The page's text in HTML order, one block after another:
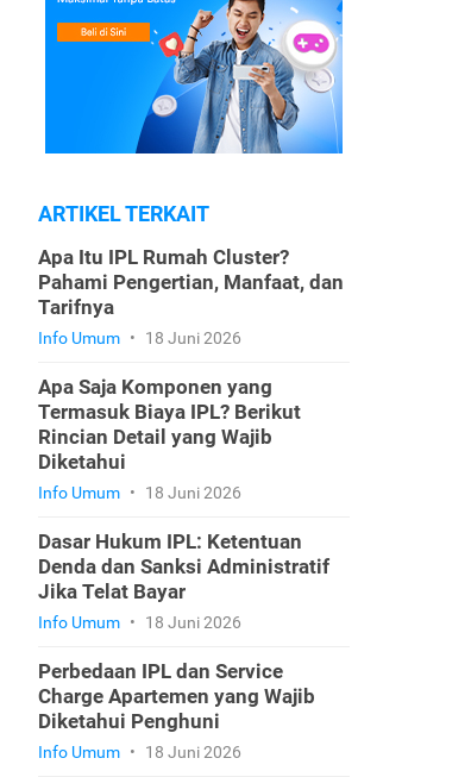
ARTIKEL TERKAIT
Apa Itu IPL Rumah Cluster?
Pahami Pengertian, Manfaat, dan
Tarifnya
Info Umum • 18 Juni 2026
Apa Saja Komponen yang
Termasuk Biaya IPL? Berikut
Rincian Detail yang Wajib
Diketahui
Info Umum • 18 Juni 2026
Dasar Hukum IPL: Ketentuan
Denda dan Sanksi Administratif
Jika Telat Bayar
Info Umum • 18 Juni 2026
Perbedaan IPL dan Service
Charge Apartemen yang Wajib
Diketahui Penghuni
Info Umum • 18 Juni 2026